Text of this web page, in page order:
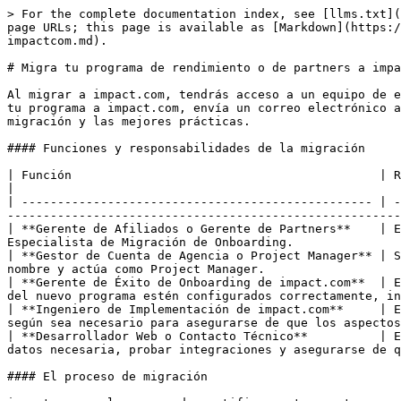
> For the complete documentation index, see [llms.txt](https://help.impact.com/llms.txt). Markdown versions of documentation pages are available by appending `.md` to page URLs; this page is available as [Markdown](https://help.impact.com/other/es/reference-documentation/migrate-your-performance-or-partner-program-onto-impactcom.md).

# Migra tu programa de rendimiento o de partners a impact.com

Al migrar a impact.com, tendrás acceso a un equipo de expertos dedicado a configurarte de manera eficiente y exitosa. Si quieres saber más sobre cómo sería trasladar tu programa a impact.com, envía un correo electrónico a `sales@impact.com` para una demostración sin compromiso. A continuación, encontrarás una guía del proceso de migración y las mejores prácticas.

#### Funciones y responsabilidades de la migración

| Función                                           | Responsabilidades                                                                                                                                                                                                                                                   |
| ------------------------------------------------- | ------------------------------------------------------------------------------------------------------------------------------------------------------------------------------------------------------------------------------------------------------------------- |
| **Gerente de Afiliados o Gerente de Partners**    | Esta función gestiona la migración de los partners desde la plataforma anterior a impact.com, con la ayuda del Especialista de Migración de Onboarding.                                                                                                             |
| **Gestor de Cuenta de Agencia o Project Manager** | Si trabajas con una agencia, normalmente un representante de la agencia gestiona la migración de partners en tu nombre y actúa como Project Manager.                                                                                                                |
| **Gerente de Éxito de Onboarding de impact.com**  | Esta función se encarga del proceso de configuración de la nueva cuenta y se asegura de que todos los aspectos del nuevo programa estén configurados correctamente, incluidas las opciones de seguimiento, los catálogos de productos y los contratos con partners. |
| **Ingeniero de Implementación de impact.com**     | Esta función se encarga del proceso de integración técnica, coordinándose directamente con tu equipo técnico según sea necesario para asegurarse de que los aspectos técnicos del seguimiento funcionen a la perfección.                                            |
| **Desarrollador Web o Contacto Técnico**          | Esta función es responsable de implementar JavaScript en todo tu sitio, ayudar con cualquier transferencia de datos necesaria, probar integraciones y asegurarse de que el proyecto técnico se complete y se pruebe a tiempo.                                       |

#### El proceso de migración

impact.com suele recomendar notificar a tus partners sobre la transición lo antes posible. También se recomienda mantener un